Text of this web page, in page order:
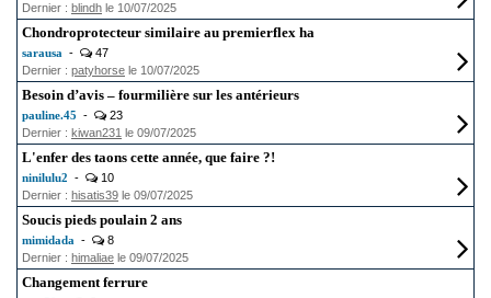
Dernier : blindh le 10/07/2025
Chondroprotecteur similaire au premierflex ha
sarausa -
47
Dernier : patyhorse le 10/07/2025
Besoin d’avis – fourmilière sur les antérieurs
pauline.45 -
23
Dernier : kiwan231 le 09/07/2025
L'enfer des taons cette année, que faire ?!
ninilulu2 -
10
Dernier : hisatis39 le 09/07/2025
Soucis pieds poulain 2 ans
mimidada -
8
Dernier : himaliae le 09/07/2025
Changement ferrure